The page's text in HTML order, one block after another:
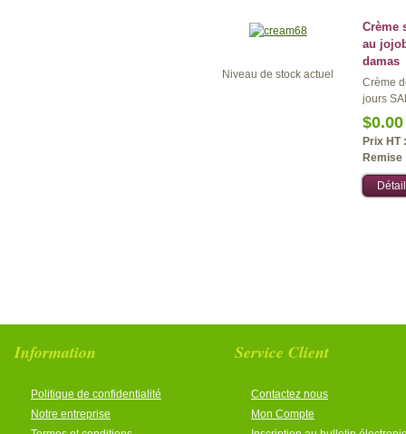
Niveau de stock actuel
Crème
au
damas
Crème
jours
$0.00
Prix HT
Remise
Information
Politique de confidentialité
Notre entreprise
Service Client
Contactez nous
Mon Compte